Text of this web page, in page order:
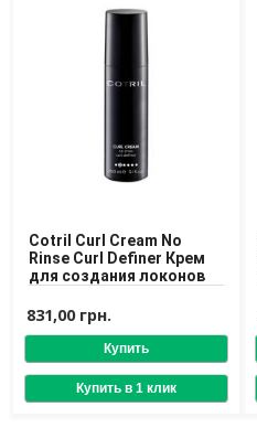
Cotril Curl Cream No
Rinse Curl Definer Крем
для создания локонов
831,00 грн.